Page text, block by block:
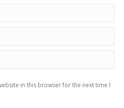
in this browser for the next time I